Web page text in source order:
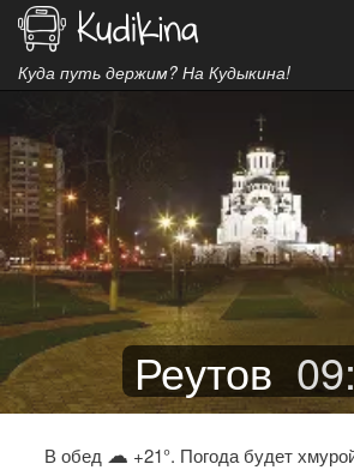
Куда путь держим? На Кудыкина!
Реутов 09:
В обед ☁ +21°. Погода будет